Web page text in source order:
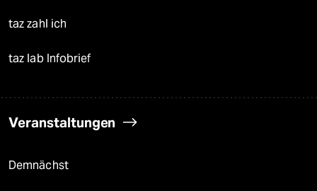
taz zahl ich
taz lab Infobrief
Veranstaltungen
Demnächst